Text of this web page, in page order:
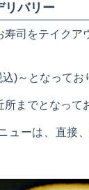
リバリー
寿司をテイクア
)～となってお
までとなって
ューは、直接